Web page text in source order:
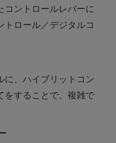
コントロールレバーに
トロール／デジタルコ
に、ハイブリットコン
をすることで、複雑で